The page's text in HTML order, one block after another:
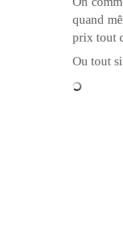
quand
prix tout
Ou tout